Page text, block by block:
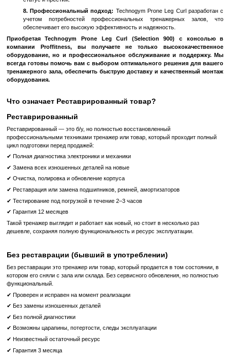
3. Регулируемые параметры:Technogym Prone Leg Curl
уровней настройки, что позволяет адаптировать
индивидуальные потребности каждого пользователя.
подходящим как для новичков, так и для
4. Инновационная консоль:Встроенная
пользователям контролировать параметры
тренажер обеспечивает плавные и безопасные движения,
эффективной тренировке мышц ног.
6. Безопасность:
минимизирующими риск травм во время тренировок.
7. Современный дизайн:
тренажера станет украшением любого тренажерного зала,
статус и престиж.
8. Профессиональный подход:
учетом потребностей профессиональных
обеспечивает его высокую эффективность и надежность.
компании Proffitness, вы получаете не только
оборудование, но и профессиональное обслуживание и
всегда готовы помочь вам с выбором оптимального
тренажерного зала, обеспечить быструю доставку и
оборудования.
Что означает Реставрированный товар?
Реставрированный